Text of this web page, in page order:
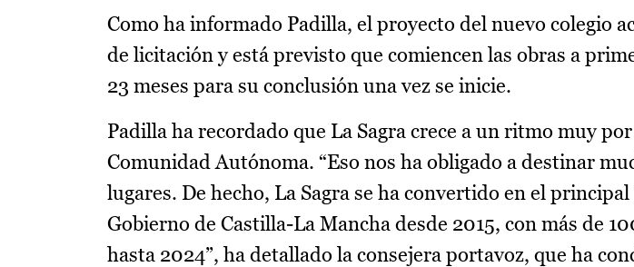
Como ha informado Padilla, el proyecto del nuevo colegio
de licitación y está previsto que comiencen las obras a
23 meses para su conclusión una vez se inicie.
Padilla ha recordado que La Sagra crece a un ritmo muy
Comunidad Autónoma. “Eso nos ha obligado a destinar
lugares. De hecho, La Sagra se ha convertido en el
Gobierno de Castilla-La Mancha desde 2015, con más de
hasta 2024”, ha detallado la consejera portavoz, que ha